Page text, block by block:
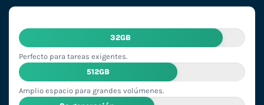
32GB
Perfecto para tareas exigentes.
512GB
Amplio espacio para grandes volúmenes.